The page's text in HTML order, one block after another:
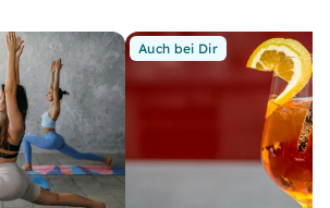
Auch bei Dir